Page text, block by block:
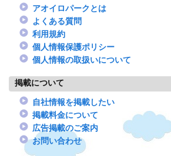
アオイロパークとは
よくある質問
利用規約
個人情報保護ポリシー
個人情報の取扱いについて
掲載について
自社情報を掲載したい
掲載料金について
広告掲載のご案内
お問い合わせ